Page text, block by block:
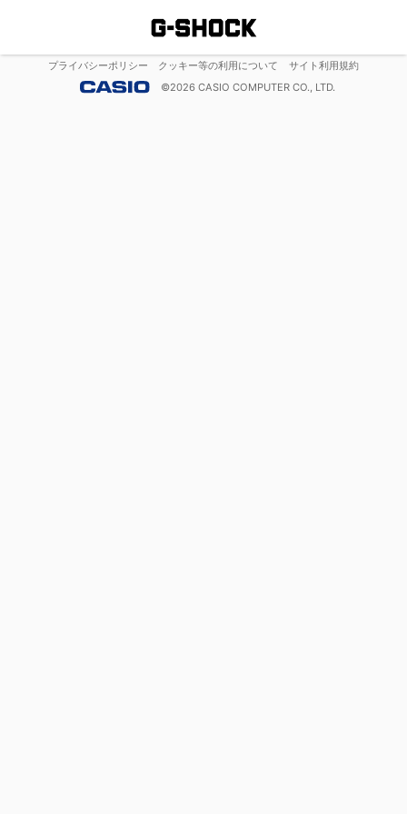
プライバシーポリシー クッキー等の利用について
サイト利用規約
©2026 CASIO COMPUTER CO., LTD.